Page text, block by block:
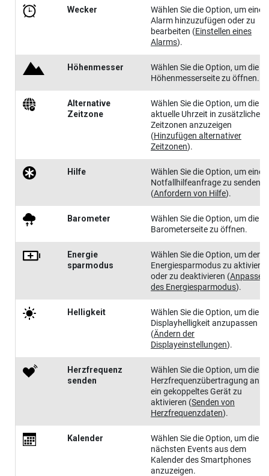
Wecker
Wählen Sie die Option, um einen
Alarm hinzuzufügen oder zu
bearbeiten (Einstellen eines
Alarms).
Höhen​messer
Wählen Sie die Option, um die
Höhenmesserseite zu öffnen.
Alternative
Zeitzone
Wählen Sie die Option, um die
aktuelle Uhrzeit in zusätzlichen
Zeitzonen anzuzeigen
(Hinzufügen alternativer
Zeitzonen).
Hilfe
Wählen Sie die Option, um eine
Notfallhilfeanfrage zu senden
(Anfordern von Hilfe).
Barometer
Wählen Sie die Option, um die
Barometerseite zu öffnen.
Energie​
sparmodus
Wählen Sie die Option, um den
Energiesparmodus zu aktivieren
oder zu deaktivieren (Anpassen
des Energiesparmodus).
Helligkeit
Wählen Sie die Option, um die
Displayhelligkeit anzupassen
(Ändern der
Displayeinstellungen).
Herzfre​quenz
senden
Wählen Sie die Option, um die
Herzfrequenzübertragung an
ein gekoppeltes Gerät zu
aktivieren (Senden von
Herzfrequenzdaten).
Kalender
Wählen Sie die Option, um die
nächsten Events aus dem
Kalender des Smartphones
anzuzeigen.